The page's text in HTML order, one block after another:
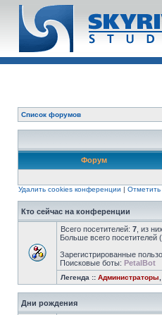
Список форумов
Форум
Удалить cookies конференции | Отметить
Кто сейчас на конференции
Всего посетителей: 7 , из
Больше всего посетителей (
Зарегистрированные
Поисковые боты: PetalBot
Легенда :: Администраторы
Дни рождения